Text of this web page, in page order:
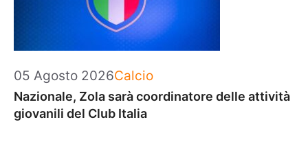
05 Agosto 2026Categorie
Calcio
Nazionale, Zola sarà coordinatore delle attività
giovanili del Club Italia